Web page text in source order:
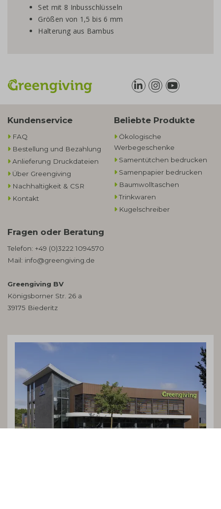
Set mit 8 Inbusschlüsseln
Größen von 1,5 bis 6 mm
Halterung aus Bambus
Kundenservice
FAQ
Bestellung und Bezahlung
Anlieferung Druckdateien
Über Greengiving
Nachhaltigkeit & CSR
Kontakt
Beliebte Produkte
Ökologische
Werbegeschenke​
Samentütchen bedrucken
Samenpapier bedrucken
Baumwolltaschen​
Trinkwaren
Kugelschreiber
Fragen oder Beratung
Telefon: +49 (0)3222 1094570
Mail: info@greengiving.de
Greengiving BV
Königsborner Str. 26 a
39175 Biederitz